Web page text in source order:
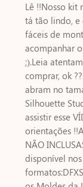
Lê !!Nosso kit
tá tão lindo, e
fáceis de
acompanhar
;).Leia
comprar, ok
abram no
Silhouette
assistir esse
orientações
NÃO
disponível nos